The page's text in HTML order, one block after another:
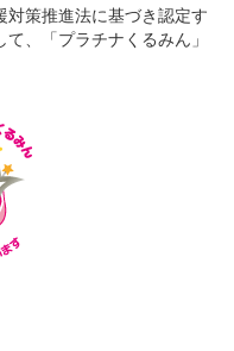
対策推進法に基づき認定す
、「プラチナくるみん」